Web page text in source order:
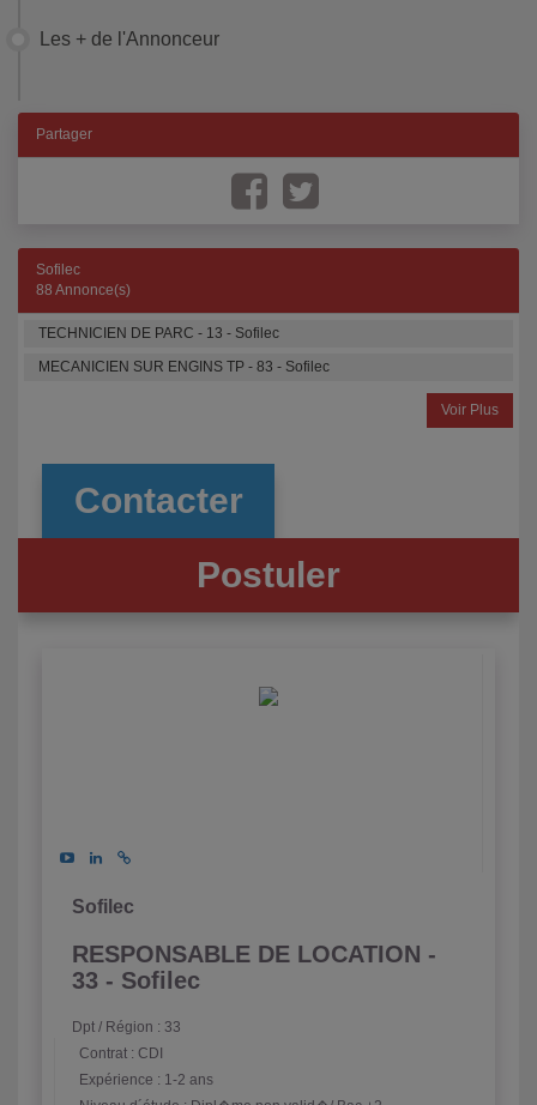
Les + de l'Annonceur
Partager
Sofilec
88 Annonce(s)
TECHNICIEN DE PARC - 13 - Sofilec
MECANICIEN SUR ENGINS TP - 83 - Sofilec
Voir Plus
Contacter
Postuler
Sofilec
RESPONSABLE DE LOCATION -
33 - Sofilec
Dpt / Région : 33
Contrat : CDI
Expérience : 1-2 ans